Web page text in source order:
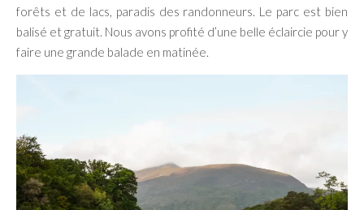
forêts et de lacs, paradis des randonneurs. Le parc est bien
balisé et gratuit. Nous avons profité d’une belle éclaircie pour y
faire une grande balade en matinée.